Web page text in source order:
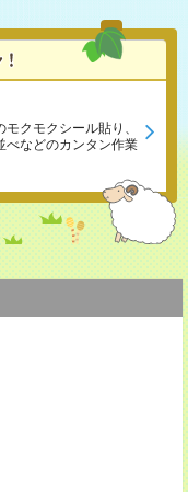
クモクシール貼り、
べなどのカンタン作業